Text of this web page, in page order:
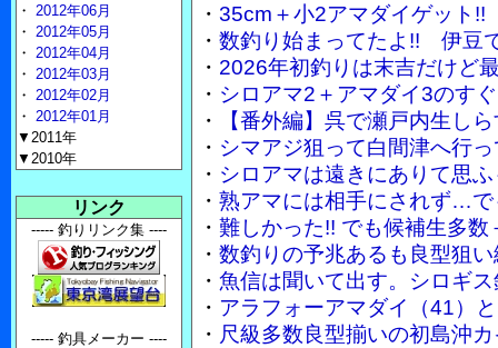
・ 35cm＋小2アマダイゲット
・ 数釣り始まってたよ!! 伊豆
・ 2026年初釣りは末吉だけど
・ シロアマ2＋アマダイ3のす
・
【番外編】呉で瀬戸内生し
・ シマアジ狙って白間津へ行
・ シロアマは遠きにありて思
・ 熟アマには相手にされず…
・ 難しかった!! でも候補生多
・ 数釣りの予兆あるも良型狙
・ 魚信は聞いて出す。シロギ
・ アラフォーアマダイ（41）
・ 尺級多数良型揃いの初島沖
・ 2012年06月
・ 2012年05月
・ 2012年04月
・ 2012年03月
・ 2012年02月
・ 2012年01月
▼2011年
▼2010年
リンク
----- 釣りリンク集 ----
----- 釣具メーカー ----